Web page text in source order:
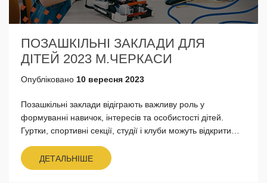
ПОЗАШКІЛЬНІ ЗАКЛАДИ ДЛЯ
ДІТЕЙ 2023 М.ЧЕРКАСИ
Опубліковано 10 вересня 2023
Позашкільні заклади відіграють важливу роль у
формуванні навичок, інтересів та особистості дітей.
Гуртки, спортивні секції, студії і клуби можуть відкрити
перед дітьми нові можливості та допомогти їм зрости
як...
ДЕТАЛЬНІШЕ